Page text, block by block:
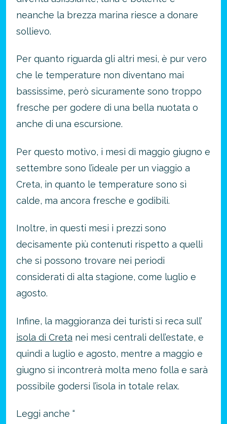
neanche la brezza marina riesce a donare
sollievo.
Per quanto riguarda gli altri mesi, è pur vero
che le temperature non diventano mai
bassissime, però sicuramente sono troppo
fresche per godere di una bella nuotata o
anche di una escursione.
Per questo motivo, i mesi di maggio giugno e
settembre sono l’ideale per un viaggio a
Creta, in quanto le temperature sono sì
calde, ma ancora fresche e godibili.
Inoltre, in questi mesi i prezzi sono
decisamente più contenuti rispetto a quelli
che si possono trovare nei periodi
considerati di alta stagione, come luglio e
agosto.
Infine, la maggioranza dei turisti si reca sull’
isola di Creta nei mesi centrali dell’estate, e
quindi a luglio e agosto, mentre a maggio e
giugno si incontrerà molta meno folla e sarà
possibile godersi l’isola in totale relax.
Leggi anche “